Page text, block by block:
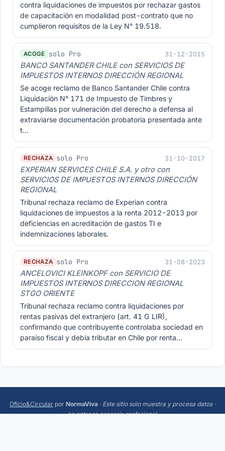
contra liquidaciones de impuestos por rechazar gastos
de capacitación en modalidad post-contrato que no
cumplieron requisitos de la Ley N° 19.518.
ACOGE solo Pro 31-12-2015
BANCO SANTANDER CHILE con SERVICIOS DE
IMPUESTOS INTERNOS DIRECCIÓN REGIONAL
Se acoge reclamo de Banco Santander Chile contra
Liquidación N° 171 de Impuesto de Timbres y
Estampillas por vulneración del derecho a defensa al
extraviarse documentación probatoria presentada ante
t…
RECHAZA solo Pro 31-10-2017
EXPERIAN SERVICES CHILE S.A. y otro con
SERVICIOS DE IMPUESTOS INTERNOS DIRECCIÓN
REGIONAL
Tribunal rechaza reclamo de Experian contra
liquidaciones de impuestos a la renta 2012-2013 por
deficiencias en acreditación de gastos TI e
indemnizaciones laborales.
RECHAZA solo Pro 31-08-2023
ANCELOVICI KLEINKOPF con SERVICIO DE
IMPUESTOS INTERNOS DIRECCION REGIONAL
STGO ORIENTE
Tribunal rechaza reclamo contra liquidaciones por
rentas pasivas del extranjero (art. 41 G LIR),
confirmando que contribuyente controlaba sociedad en
paraíso fiscal y debía tributar en Chile por renta…
Oficio&Circular por NormaViva · Este sitio solo muestra y procesa datos ·
no entrega asesoría profesional.